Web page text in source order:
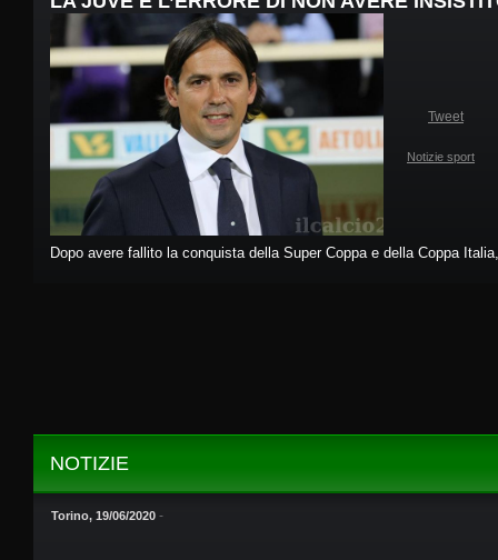
Tweet
Notizie sport
Dopo avere fallito la conquista della Super Coppa e della Coppa
NOTIZIE
Torino, 19/06/2020 -